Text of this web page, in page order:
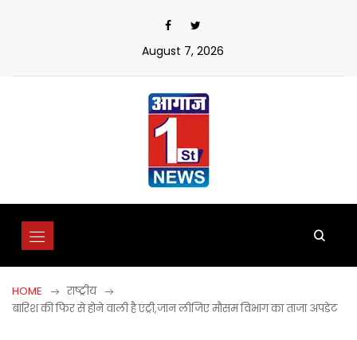
August 7, 2026
HOME
राष्ट्रीय
बारिश की फिर से होने वाली है एंट्री,जान लीजिए मौसम विभाग का ताजा अपडेट